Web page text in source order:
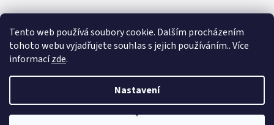
Tento web používá soubory cookie. Dalším procházením
tohoto webu vyjadřujete souhlas s jejich používáním.. Více
informacízde.
Nastavení
Sledovat na Instagramu